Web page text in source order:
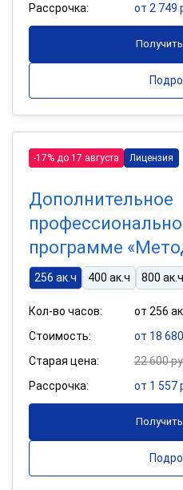
Рассрочка:
от 2 749
-17% до 17 августа Лицензия
Дополнительное
программе
256 ак.ч 400 ак.ч 800 ак.ч
Кол-во часов:
от 256
Стоимость:
от 18 680
Старая цена:
22 600
Рассрочка:
от 1 557